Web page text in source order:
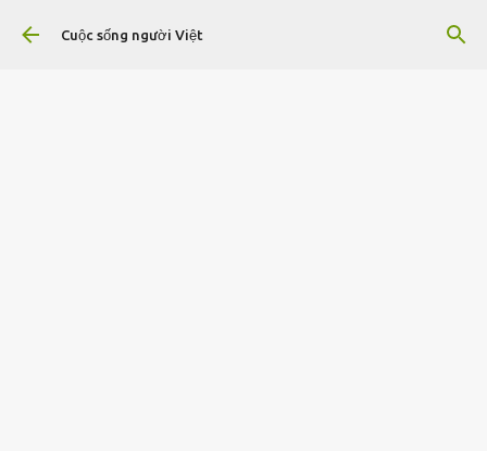
Chuyển đến nội dung chính
Cuộc sống người Việt